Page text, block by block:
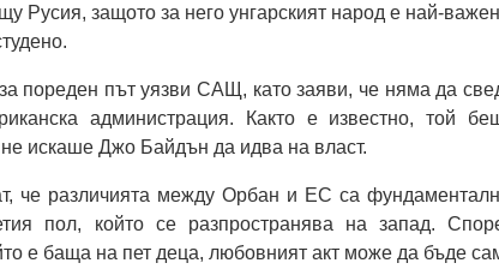
Русия, защото за него унгарският народ е най-
пореден път уязви САЩ, като заяви, че няма да
администрация. Както е известно, той
искаше Джо Байдън да идва на власт.
че различията между Орбан и ЕС са
пол, който се разпространява на запад.
е баща на пет деца, любовният акт може да бъде